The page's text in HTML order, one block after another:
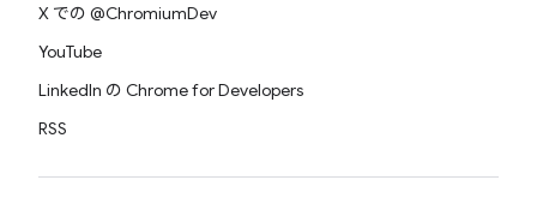
X での @ChromiumDev
YouTube
LinkedIn の Chrome for Developers
RSS